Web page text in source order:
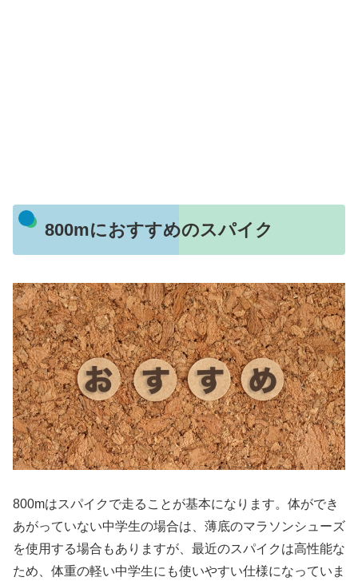
800mにおすすめのスパイク
800mはスパイクで走ることが基本になります。体ができ
あがっていない中学生の場合は、薄底のマラソンシューズ
を使用する場合もありますが、最近のスパイクは高性能な
ため、体重の軽い中学生にも使いやすい仕様になっていま